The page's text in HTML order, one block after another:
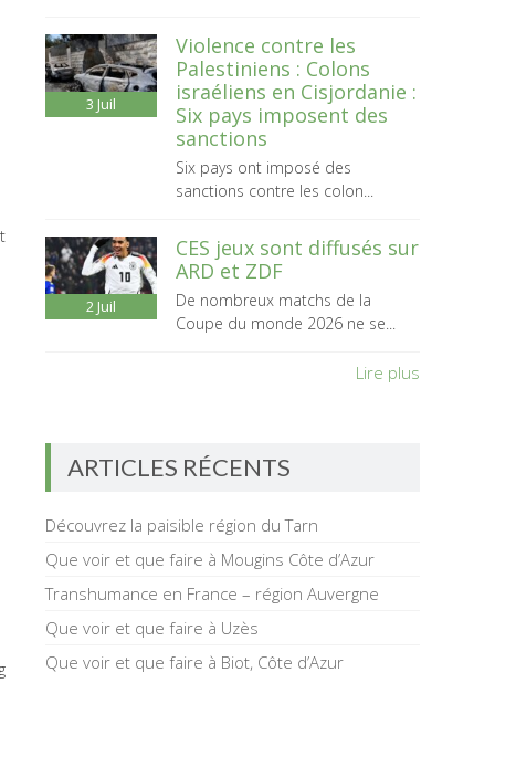
3 Juil
Violence contre les
Palestiniens : Colons
israéliens en Cisjordanie :
Six pays imposent des
sanctions
Six pays ont imposé des
sanctions contre les colon...
2 Juil
CES jeux sont diffusés sur
ARD et ZDF
De nombreux matchs de la
Coupe du monde 2026 ne se...
Lire plus
ARTICLES RÉCENTS
Découvrez la paisible région du Tarn
Que voir et que faire à Mougins Côte d’Azur
Transhumance en France – région Auvergne
Que voir et que faire à Uzès
Que voir et que faire à Biot, Côte d’Azur